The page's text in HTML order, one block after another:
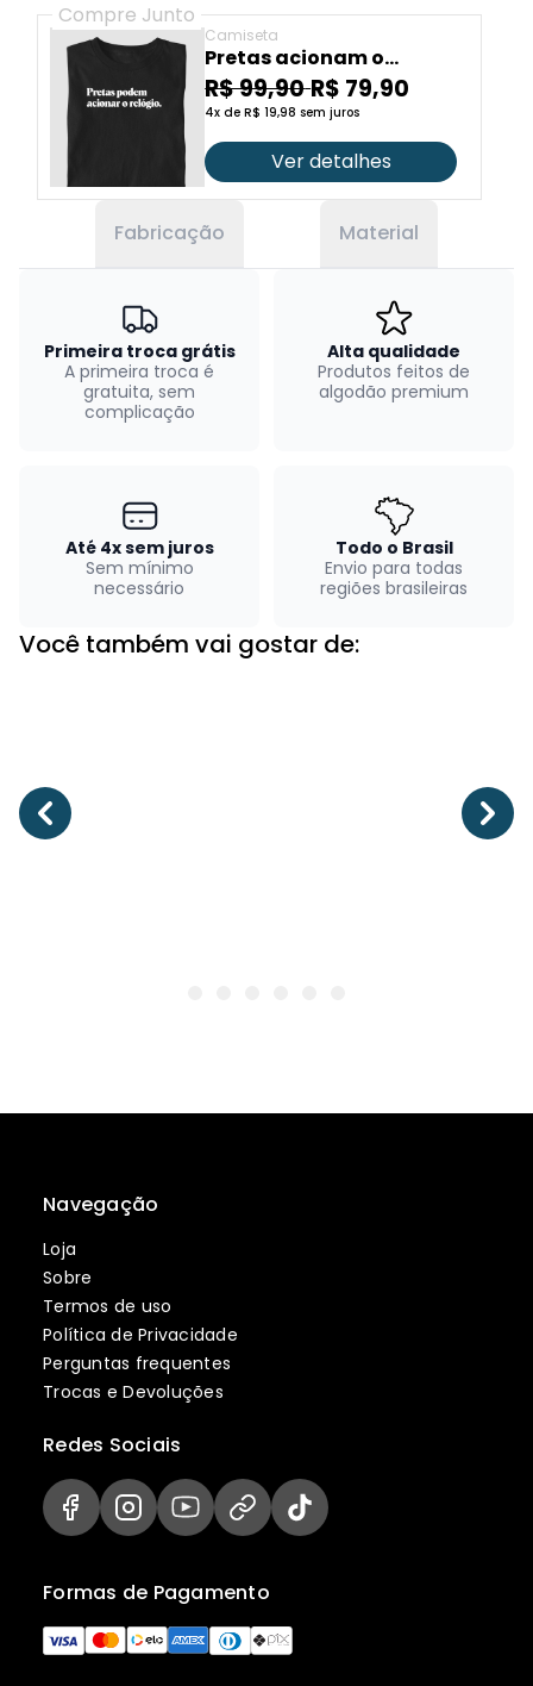
Compre Junto
Camiseta
Pretas acionam o
relógio
R$ 99,90R$ 79,90
4x de R$ 19,98 sem juros
Ver detalhes
Fabricação Material
Primeira troca grátis
A primeira troca é
gratuita, sem
complicação
Alta qualidade
Produtos feitos de
algodão premium
Até 4x sem juros
Sem mínimo
necessário
Todo o Brasil
Envio para todas
regiões brasileiras
Você também vai gostar de:
Navegação
Loja
Sobre
Termos de uso
Política de Privacidade
Perguntas frequentes
Trocas e Devoluções
Formas de Pagamento
Redes Sociais